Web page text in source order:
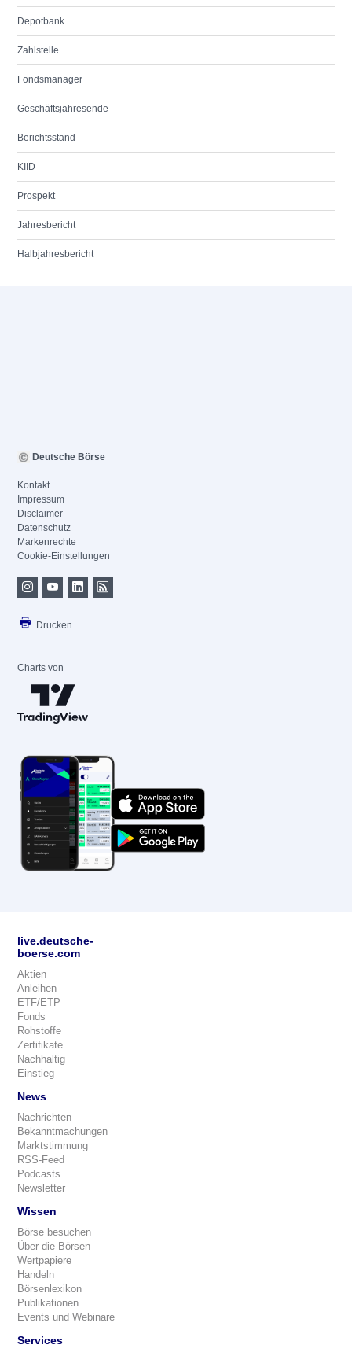
Depotbank
Zahlstelle
Fondsmanager
Geschäftsjahresende
Berichtsstand
KIID
Prospekt
Jahresbericht
Halbjahresbericht
Deutsche Börse
Kontakt
Impressum
Disclaimer
Datenschutz
Markenrechte
Cookie-Einstellungen
Drucken
Charts von
live.deutsche-
boerse.com
Aktien
Anleihen
ETF/ETP
Fonds
Rohstoffe
Zertifikate
Nachhaltig
Einstieg
News
Nachrichten
Bekanntmachungen
Marktstimmung
RSS-Feed
Podcasts
Newsletter
Wissen
Börse besuchen
Über die Börsen
Wertpapiere
Handeln
Börsenlexikon
Publikationen
Events und Webinare
Services